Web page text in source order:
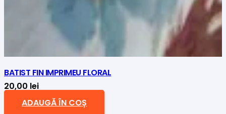
BATIST FIN IMPRIMEU FLORAL
20,00 lei
ADAUGĂ ÎN COȘ